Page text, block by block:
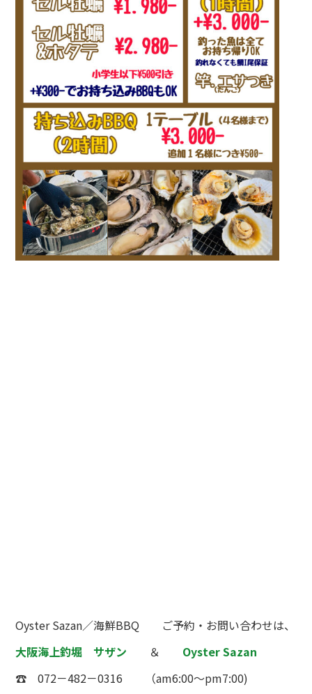
Oyster Sazan／海鮮BBQ ご予約・お問い合わせは、
大阪海上釣堀 サザン ＆ Oyster Sazan
☎ 072－482－0316 （am6:00～pm7:00)